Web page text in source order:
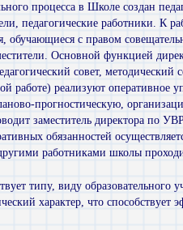
процесса в Школе создан
педагогические работники. К
с правом
Основной функцией
совет, методический
работе) реализуют оперативное
прогностическую,
заместитель директора по
обязанностей
работниками школы
типу, виду образовательного
характер, что